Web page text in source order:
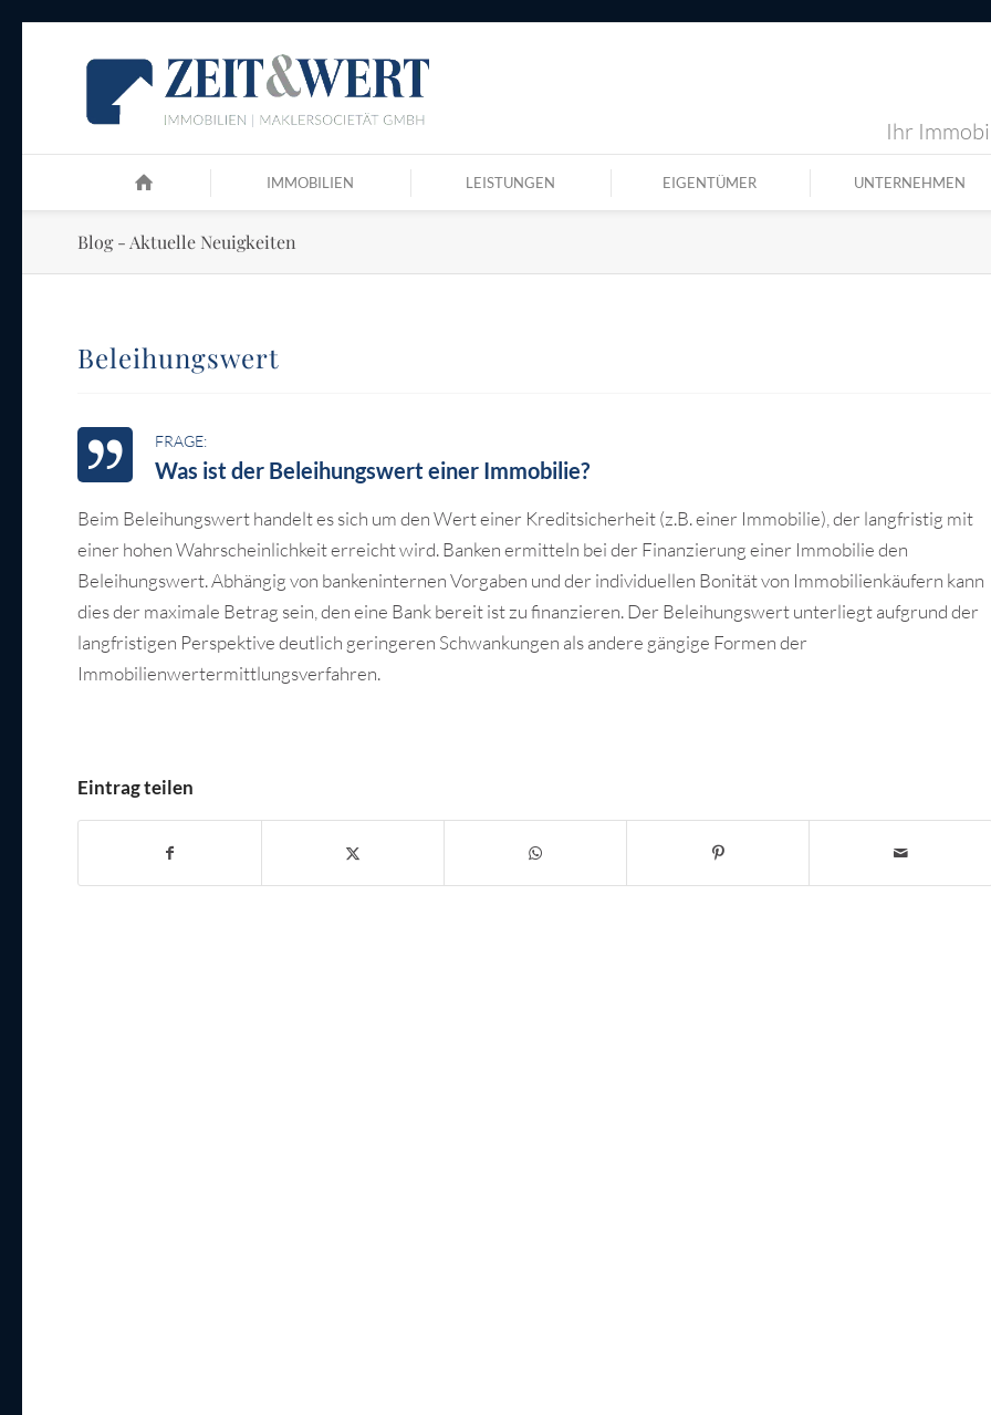
Ihr
IMMOBILIEN LEISTUNGEN EIGENTÜMER UNTERNEHMEN
Blog - Aktuelle Neuigkeiten
Beleihungswert
Was ist der Beleihungswert einer Immobilie?
Beim Beleihungswert handelt es sich um den Wert einer Kreditsicherheit (z.B. einer Immobilie), der langfristig mit
einer hohen Wahrscheinlichkeit erreicht wird. Banken ermitteln bei der Finanzierung einer Immobilie den
Beleihungswert. Abhängig von bankeninternen Vorgaben und der individuellen Bonität von Immobilienkäufern kann
dies der maximale Betrag sein, den eine Bank bereit ist zu finanzieren. Der Beleihungswert unterliegt aufgrund der
langfristigen Perspektive deutlich geringeren Schwankungen als andere gängige Formen der
Immobilienwertermittlungsverfahren.
Eintrag teilen